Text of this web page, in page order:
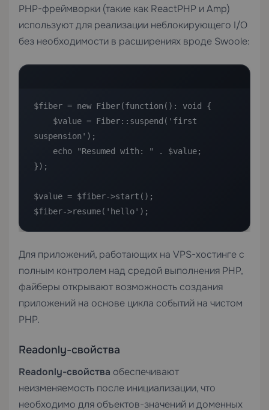
PHP-фреймворки (такие как ReactPHP и Amp)
используют для реализации неблокирующего I/O
без необходимости в расширениях вроде Swoole:
$fiber = new Fiber(function(): void {
suspension');
});
$value = $fiber->start();
$fiber->resume('hello');
Для приложений, работающих на VPS-хостинге с
полным контролем над средой выполнения PHP,
файберы открывают возможность создания
приложений на основе цикла событий на чистом
PHP.
Readonly-свойства
Readonly-свойства обеспечивают
неизменяемость после инициализации, что
необходимо для объектов-значений и доменных